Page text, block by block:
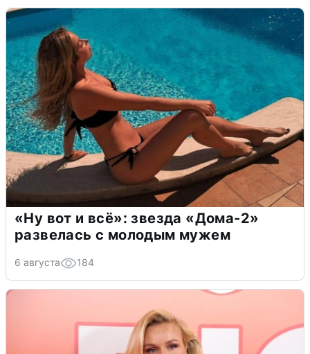
«Ну вот и всё»: звезда «Дома-2»
развелась с молодым мужем
6 августа 184